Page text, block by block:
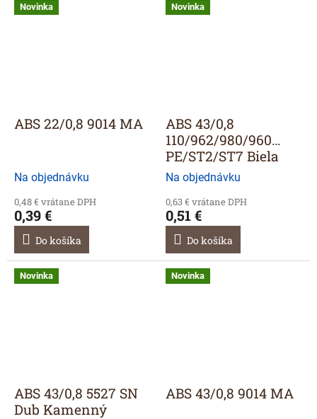
Novinka
ABS 22/0,8 9014 MA
Na objednávku
0,48 € vrátane DPH
0,39 €
Do košíka
Novinka
ABS 43/0,8
110/962/980/960
PE/ST2/ST7 Biela
Na objednávku
0,63 € vrátane DPH
0,51 €
Do košíka
Novinka
ABS 43/0,8 5527 SN
Dub Kamenný
Novinka
ABS 43/0,8 9014 MA